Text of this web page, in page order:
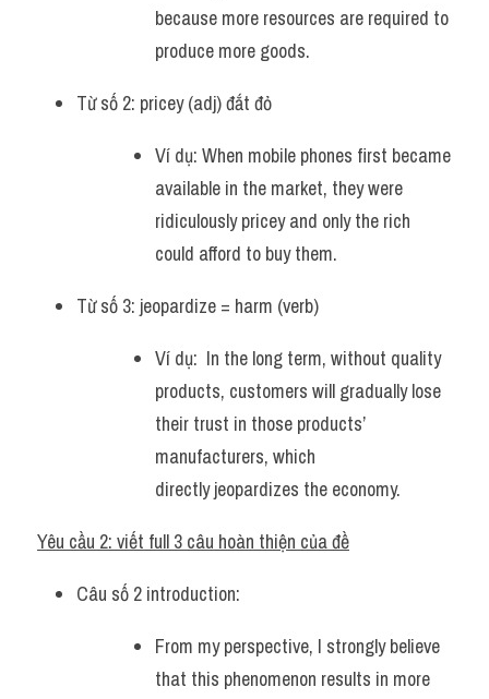
because more resources are required to
produce more goods.
Từ số 2: pricey (adj) đắt đỏ
Ví dụ: When mobile phones first became
available in the market, they were
ridiculously pricey and only the rich
could afford to buy them.
Từ số 3: jeopardize = harm (verb)
Ví dụ:  In the long term, without quality
products, customers will gradually lose
their trust in those products’
manufacturers, which
directly jeopardizes the economy.
Yêu cầu 2: viết full 3 câu hoàn thiện của đề
Câu số 2 introduction:
From my perspective, I strongly believe
that this phenomenon results in more